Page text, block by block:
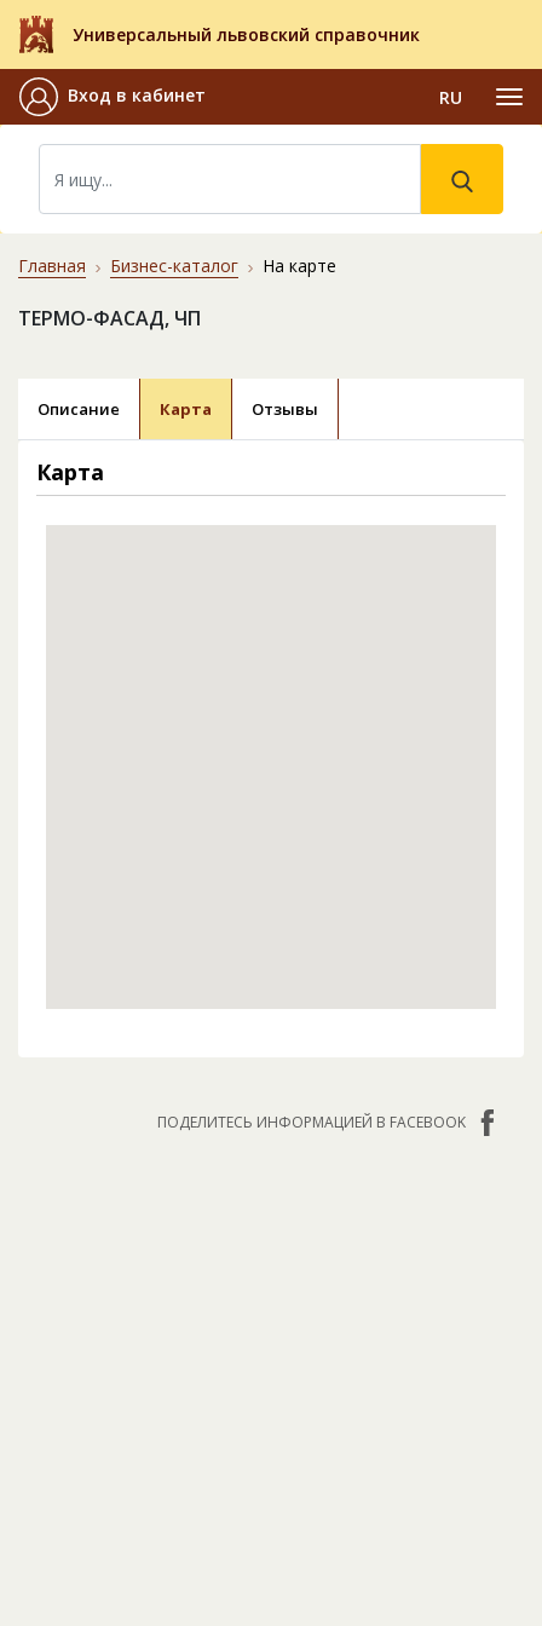
Универсальный львовский справочник
Вход в кабинет RU
Главная Бизнес-каталог На карте
ТЕРМО-ФАСАД, ЧП
Описание Карта Отзывы
Карта
ПОДЕЛИТЕСЬ ИНФОРМАЦИЕЙ В FACEBOOK